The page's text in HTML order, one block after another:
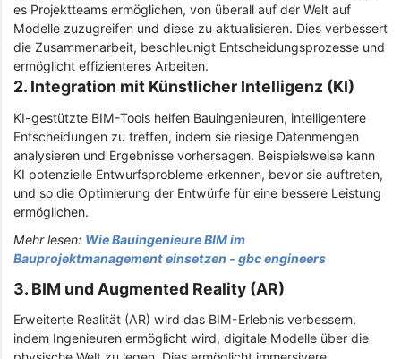
es Projektteams ermöglichen, von überall auf der Welt auf
Modelle zuzugreifen und diese zu aktualisieren. Dies verbessert
die Zusammenarbeit, beschleunigt Entscheidungsprozesse und
ermöglicht effizienteres Arbeiten.
2. Integration mit Künstlicher Intelligenz (KI)
KI-gestützte BIM-Tools helfen Bauingenieuren, intelligentere
Entscheidungen zu treffen, indem sie riesige Datenmengen
analysieren und Ergebnisse vorhersagen. Beispielsweise kann
KI potenzielle Entwurfsprobleme erkennen, bevor sie auftreten,
und so die Optimierung der Entwürfe für eine bessere Leistung
ermöglichen.
Mehr lesen: Wie Bauingenieure BIM im
Bauprojektmanagement einsetzen - gbc engineers
3. BIM und Augmented Reality (AR)
Erweiterte Realität (AR) wird das BIM-Erlebnis verbessern,
indem Ingenieuren ermöglicht wird, digitale Modelle über die